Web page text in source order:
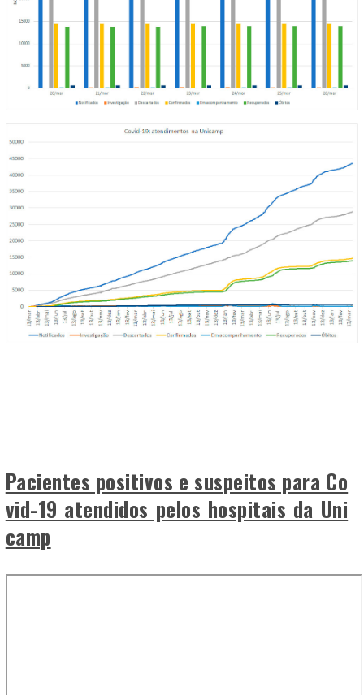
Pacientes positivos e suspeitos para Co
vid-19 atendidos pelos hospitais da Uni
camp